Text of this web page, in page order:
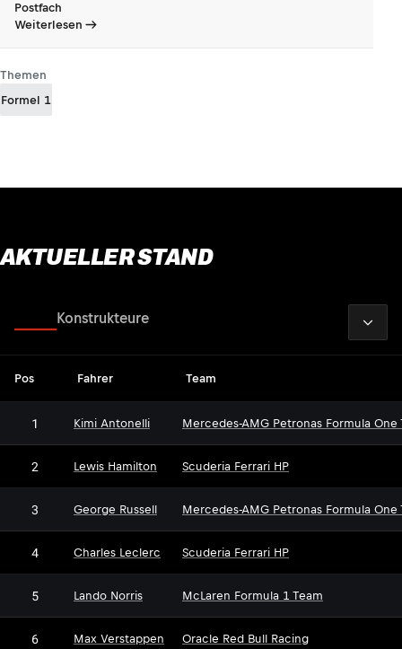
Postfach
Weiterlesen
Themen
Formel 1
AKTUELLER STAND
Konstrukteure
Pos Fahrer Team
1 Kimi Antonelli Mercedes-AMG Petronas Formula One
2 Lewis Hamilton Scuderia Ferrari HP
3 George Russell Mercedes-AMG Petronas Formula One
4 Charles Leclerc Scuderia Ferrari HP
5 Lando Norris McLaren Formula 1 Team
6 Max Verstappen Oracle Red Bull Racing